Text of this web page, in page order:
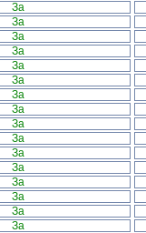
За
За
За
За
За
За
За
За
За
За
За
За
За
За
За
За